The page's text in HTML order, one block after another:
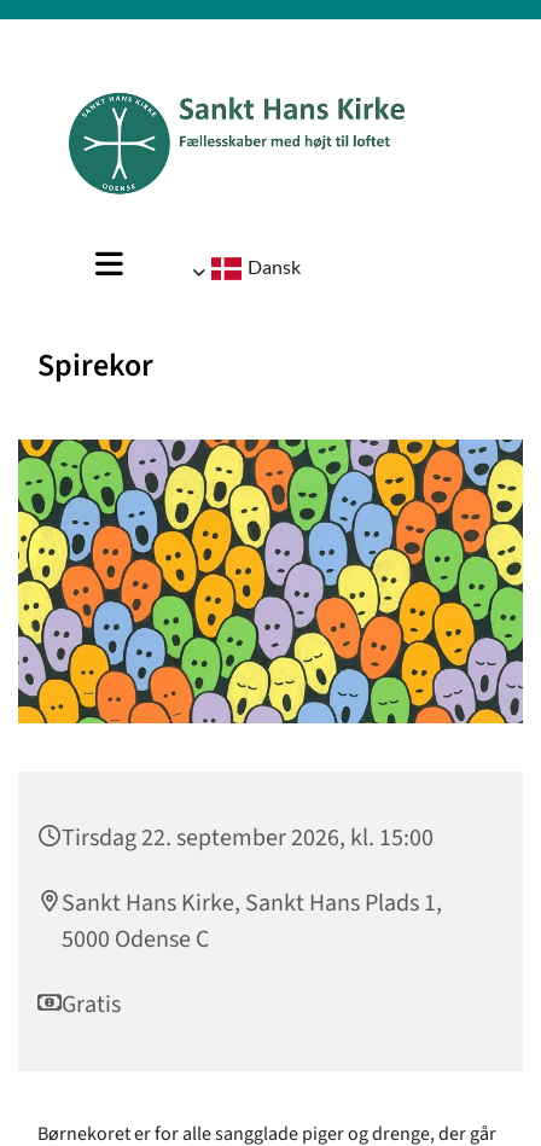
Dansk
Spirekor
Tirsdag 22. september 2026, kl. 15:00
Sankt Hans Kirke, Sankt Hans Plads 1,
5000 Odense C
Gratis
Børnekoret er for alle sangglade piger og drenge, der går